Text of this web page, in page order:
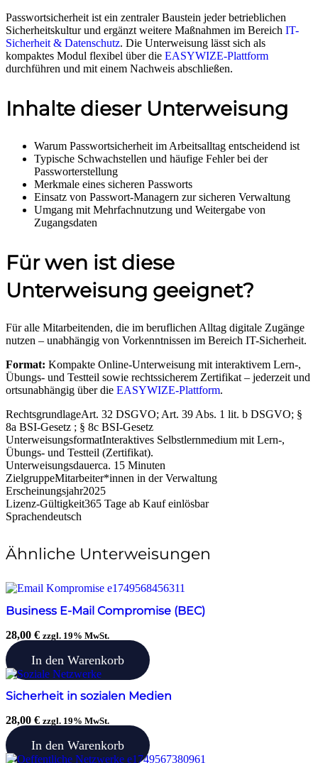
Passwortsicherheit ist ein zentraler Baustein jeder betrieblichen
Sicherheitskultur und ergänzt weitere Maßnahmen im Bereich IT-
Sicherheit & Datenschutz. Die Unterweisung lässt sich als
kompaktes Modul flexibel über die EASYWIZE-Plattform
durchführen und mit einem Nachweis abschließen.
Inhalte dieser Unterweisung
Warum Passwortsicherheit im Arbeitsalltag entscheidend ist
Typische Schwachstellen und häufige Fehler bei der
Passworterstellung
Merkmale eines sicheren Passworts
Einsatz von Passwort-Managern zur sicheren Verwaltung
Umgang mit Mehrfachnutzung und Weitergabe von
Zugangsdaten
Für wen ist diese
Unterweisung geeignet?
Für alle Mitarbeitenden, die im beruflichen Alltag digitale Zugänge
nutzen – unabhängig von Vorkenntnissen im Bereich IT-Sicherheit.
Format: Kompakte Online-Unterweisung mit interaktivem Lern-,
Übungs- und Testteil sowie rechtssicherem Zertifikat – jederzeit und
ortsunabhängig über die EASYWIZE-Plattform.
RechtsgrundlageArt. 32 DSGVO; Art. 39 Abs. 1 lit. b DSGVO; §
8a BSI-Gesetz ; § 8c BSI-Gesetz
UnterweisungsformatInteraktives Selbstlernmedium mit Lern-,
Übungs- und Testteil (Zertifikat).
Unterweisungsdauerca. 15 Minuten
ZielgruppeMitarbeiter*innen in der Verwaltung
Erscheinungsjahr2025
Lizenz-Gültigkeit365 Tage ab Kauf einlösbar
Sprachendeutsch
Ähnliche Unterweisungen
Business E-Mail Compromise (BEC)
28,00 € zzgl. 19% MwSt.
In den Warenkorb
Sicherheit in sozialen Medien
28,00 € zzgl. 19% MwSt.
In den Warenkorb